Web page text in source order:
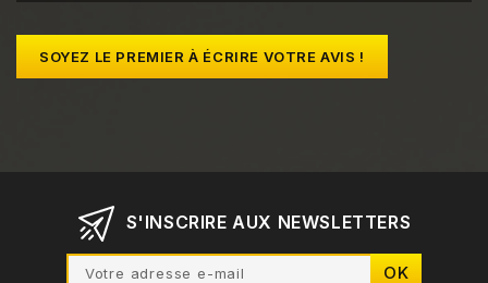
SOYEZ LE PREMIER À ÉCRIRE VOTRE AVIS !
S'INSCRIRE AUX NEWSLETTERS